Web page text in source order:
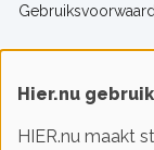
Footer
© 2016-2026
Hier.nu
HIER.nu maakt